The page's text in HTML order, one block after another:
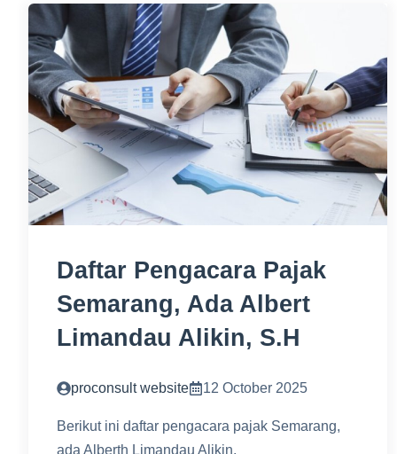
Daftar Pengacara Pajak
Semarang, Ada Albert
Limandau Alikin, S.H
proconsult website 12 October 2025
Berikut ini daftar pengacara pajak Semarang,
ada Alberth Limandau Alikin,